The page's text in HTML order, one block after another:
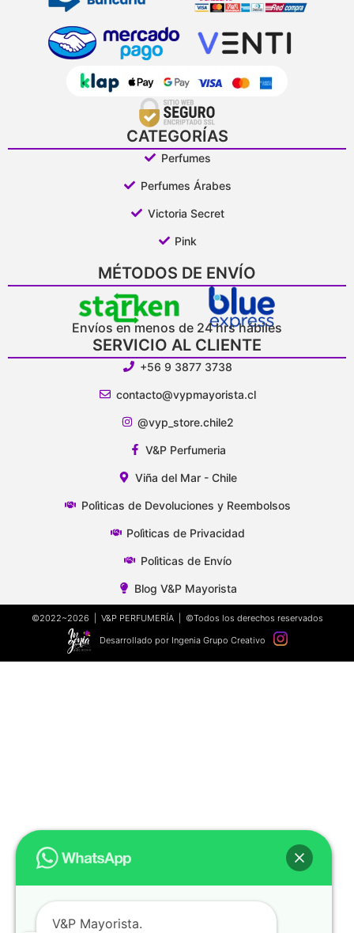
CATEGORÍAS
Perfumes
Perfumes Árabes
Victoria Secret
Pink
MÉTODOS DE ENVÍO
Envíos en menos de 24 hrs hábiles
SERVICIO AL CLIENTE
+56 9 3877 3738
contacto@vypmayorista.cl
@vyp_store.chile2
V&P Perfumeria
Viña del Mar - Chile
Polìticas de Devoluciones y Reembolsos
Polìticas de Privacidad
Polìticas de Envío
Blog V&P Mayorista
©2022~2026 | V&P PERFUMERÍA | ©Todos los derechos reservados
Desarrollado por Ingenia Grupo Creativo
V&P Mayorista.